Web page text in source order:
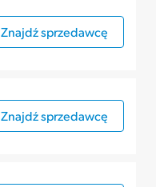
Znajdź sprzedawcę
Znajdź sprzedawcę